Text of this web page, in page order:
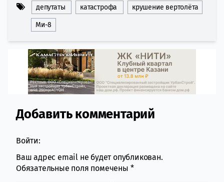
депутаты катастрофа крушение вертолёта
Ми-8
Comment section
Добавить комментарий
Войти:
Ваш адрес email не будет опубликован.
Обязательные поля помечены *